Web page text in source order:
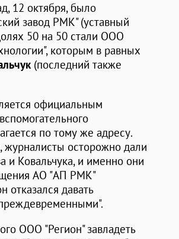
12 октября, было
завод РМК" (уставный
50 на 50 стали ООО
которым в равных
(последний также
официальным
по тому же адресу.
журналисты осторожно дали
и Ковальчука, и именно они
АО "АП РМК"
давать
ООО "Регион" завладеть